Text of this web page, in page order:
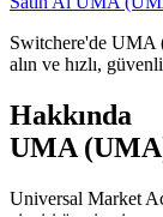
Switchere'de UMA
alın ve hızlı,
Hakkında
UMA
Universal Market